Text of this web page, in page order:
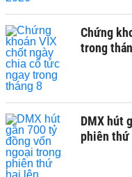
Chứng
trong
DMX hút
phiên thứ